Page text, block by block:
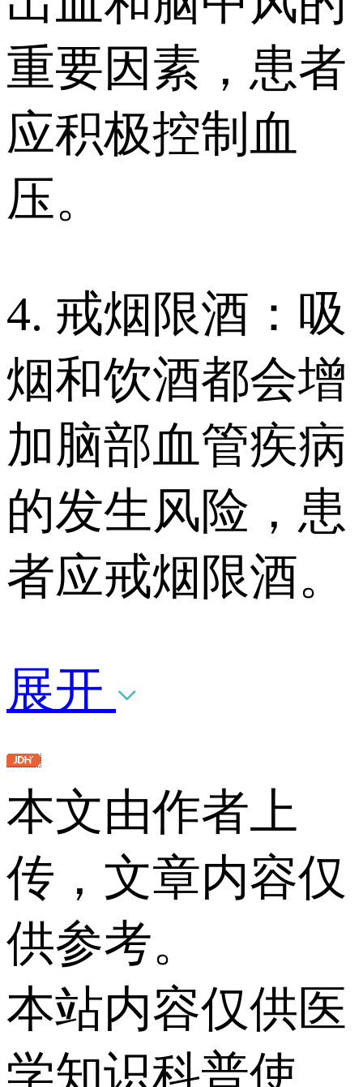
重要因素，患者
应积极控制血
压。
4. 戒烟限酒：吸
烟和饮酒都会增
加脑部血管疾病
的发生风险，患
者应戒烟限酒。
展开
本文由作者上
传，文章内容仅
供参考。
本站内容仅供医
学知识科普使